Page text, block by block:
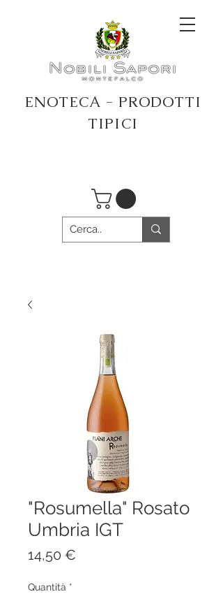
ENOTECA - PRODOTTI
TIPICI
"Rosumella" Rosato
Umbria IGT
14,50 €
Quantità *